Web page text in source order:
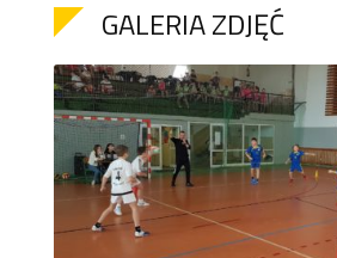
GALERIA ZDJĘĆ